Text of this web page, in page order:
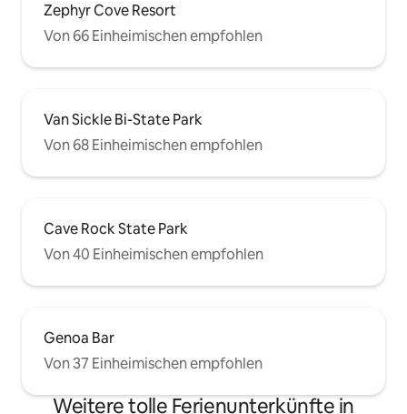
Zephyr Cove Resort
Von 66 Einheimischen empfohlen
Van Sickle Bi-State Park
Von 68 Einheimischen empfohlen
Cave Rock State Park
Von 40 Einheimischen empfohlen
Genoa Bar
Von 37 Einheimischen empfohlen
Weitere tolle Ferienunterkünfte in